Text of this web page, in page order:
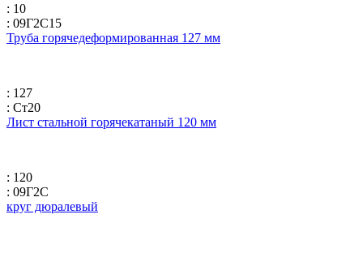
: 10
: 09Г2С15
Труба горячедеформированная 127 мм
: 127
: Ст20
Лист стальной горячекатаный 120 мм
: 120
: 09Г2С
круг дюралевый